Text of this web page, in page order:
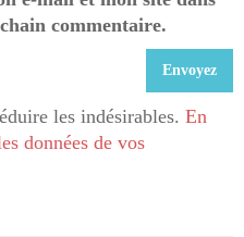
commentaire.
les indésirables. En
données de vos